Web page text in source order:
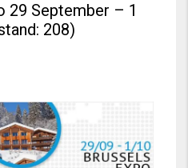
29 September – 1
208)